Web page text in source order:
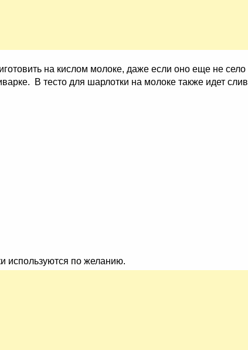
на кислом молоке, даже если оно еще не
В тесто для шарлотки на молоке также идет
используются по желанию.